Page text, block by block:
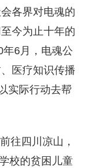
各界对电魂的
今为止十年的
6月，电魂公
医疗知识传播
实际行动去帮
往四川凉山，
校的贫困儿童